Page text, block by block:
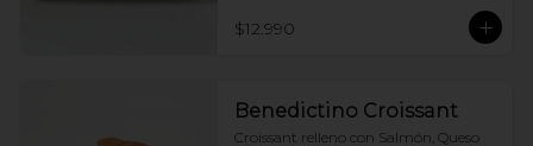
$12.990
Benedictino Croissant
Croissant relleno con Salmón, Queso